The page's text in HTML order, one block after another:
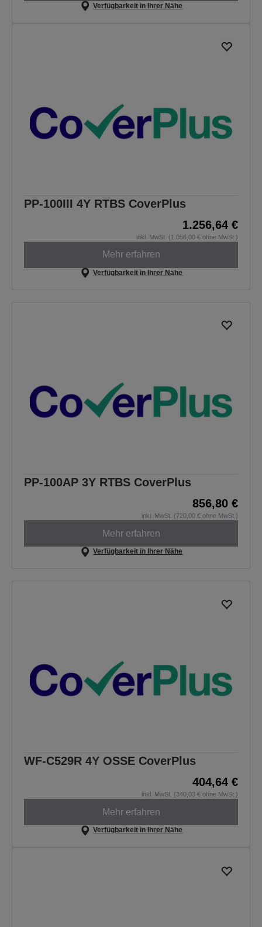
Verfügbarkeit in Ihrer Nähe
PP-100III 4Y RTBS CoverPlus
1.256,64 €
inkl. MwSt. (1.056,00 € ohne MwSt.)
Mehr erfahren
Verfügbarkeit in Ihrer Nähe
PP-100AP 3Y RTBS CoverPlus
856,80 €
inkl. MwSt. (720,00 € ohne MwSt.)
Mehr erfahren
Verfügbarkeit in Ihrer Nähe
WF-C529R 4Y OSSE CoverPlus
404,64 €
inkl. MwSt. (340,03 € ohne MwSt.)
Mehr erfahren
Verfügbarkeit in Ihrer Nähe